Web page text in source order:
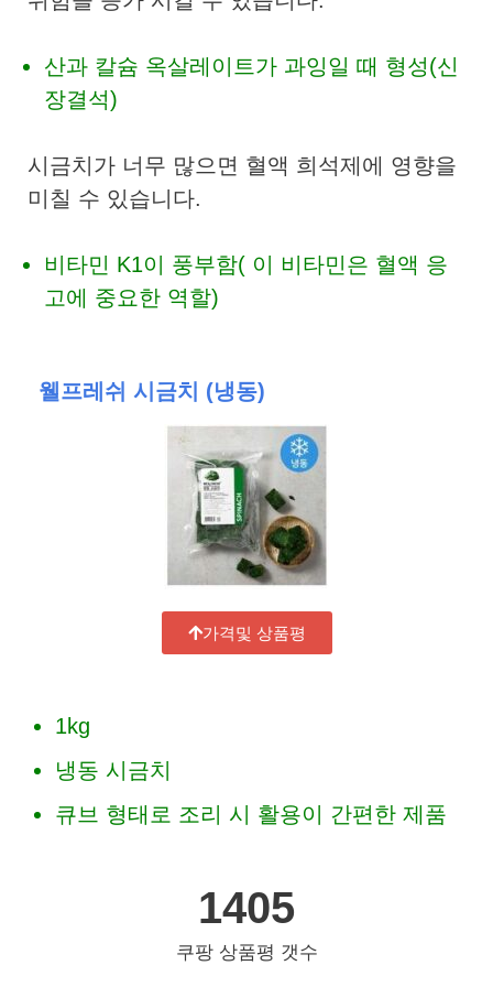
산과 칼슘 옥살레이트가 과잉일 때 형성(신
장결석)
시금치가 너무 많으면 혈액 희석제에 영향을
미칠 수 있습니다.
비타민 K1이 풍부함( 이 비타민은 혈액 응
고에 중요한 역할)
웰프레쉬 시금치 (냉동)
가격및 상품평
1kg
냉동 시금치
큐브 형태로 조리 시 활용이 간편한 제품
쿠팡 상품평 갯수
1405